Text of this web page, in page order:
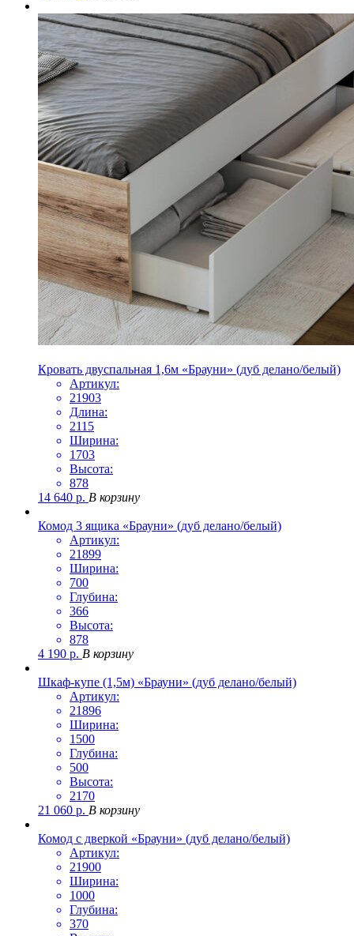
Кровать двуспальная 1,6м «Брауни» (дуб делано/белый)
Артикул:
21903
Длина:
2115
Ширина:
1703
Высота:
878
14 640 р. В корзину
Комод 3 ящика «Брауни» (дуб делано/белый)
Артикул:
21899
Ширина:
700
Глубина:
366
Высота:
878
4 190 р. В корзину
Шкаф-купе (1,5м) «Брауни» (дуб делано/белый)
Артикул:
21896
Ширина:
1500
Глубина:
500
Высота:
2170
21 060 р. В корзину
Комод с дверкой «Брауни» (дуб делано/белый)
Артикул:
21900
Ширина:
1000
Глубина:
370